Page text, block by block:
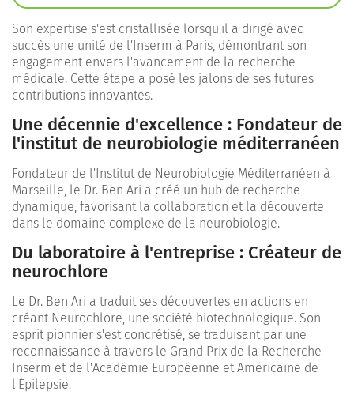
Son expertise s'est cristallisée lorsqu'il a dirigé avec
succès une unité de l'Inserm à Paris, démontrant son
engagement envers l'avancement de la recherche
médicale. Cette étape a posé les jalons de ses futures
contributions innovantes.
Une décennie d'excellence : Fondateur de
l'institut de neurobiologie méditerranéen
Fondateur de l'Institut de Neurobiologie Méditerranéen à
Marseille, le Dr. Ben Ari a créé un hub de recherche
dynamique, favorisant la collaboration et la découverte
dans le domaine complexe de la neurobiologie.
Du laboratoire à l'entreprise : Créateur de
neurochlore
Le Dr. Ben Ari a traduit ses découvertes en actions en
créant Neurochlore, une société biotechnologique. Son
esprit pionnier s'est concrétisé, se traduisant par une
reconnaissance à travers le Grand Prix de la Recherche
Inserm et de l'Académie Européenne et Américaine de
l'Épilepsie.